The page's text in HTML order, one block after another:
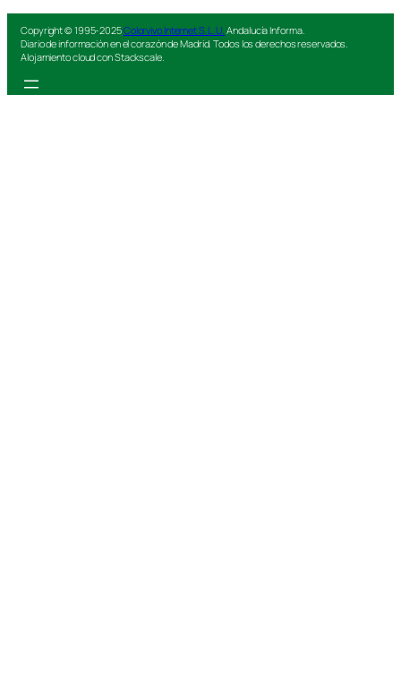
Copyright © 1995-2025Colorvivo Internet S.L.U. Andalucía Informa.
Diario de información en el corazón de Madrid. Todos los derechos reservados.
Alojamiento cloud con Stackscale.